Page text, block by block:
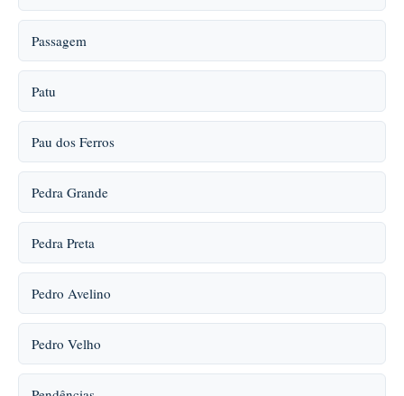
Passagem
Patu
Pau dos Ferros
Pedra Grande
Pedra Preta
Pedro Avelino
Pedro Velho